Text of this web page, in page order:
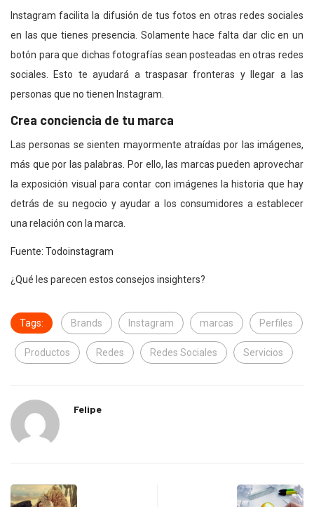
Instagram facilita la difusión de tus fotos en otras redes sociales
en las que tienes presencia. Solamente hace falta dar clic en un
botón para que dichas fotografías sean posteadas en otras redes
sociales. Esto te ayudará a traspasar fronteras y llegar a las
personas que no tienen Instagram.
Crea conciencia de tu marca
Las personas se sienten mayormente atraídas por las imágenes,
más que por las palabras. Por ello, las marcas pueden aprovechar
la exposición visual para contar con imágenes la historia que hay
detrás de su negocio y ayudar a los consumidores a establecer
una relación con la marca.
Fuente: Todoinstagram
¿Qué les parecen estos consejos insighters?
Tags: Brands Instagram marcas Perfiles
Productos Redes Redes Sociales Servicios
Felipe